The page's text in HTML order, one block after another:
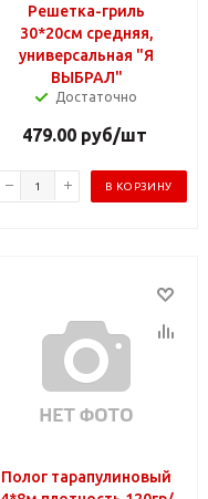
Решетка-гриль
30*20см средняя,
универсальная "Я
ВЫБРАЛ"
Достаточно
479.00руб/шт
В КОРЗИНУ
Полог тарапулиновый